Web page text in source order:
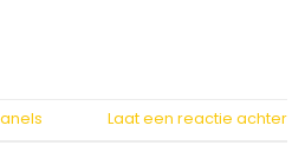
Laat een reactie achter